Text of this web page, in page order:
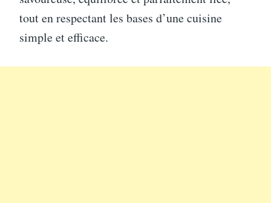
tout en respectant les bases d’une cuisine
simple et efficace.